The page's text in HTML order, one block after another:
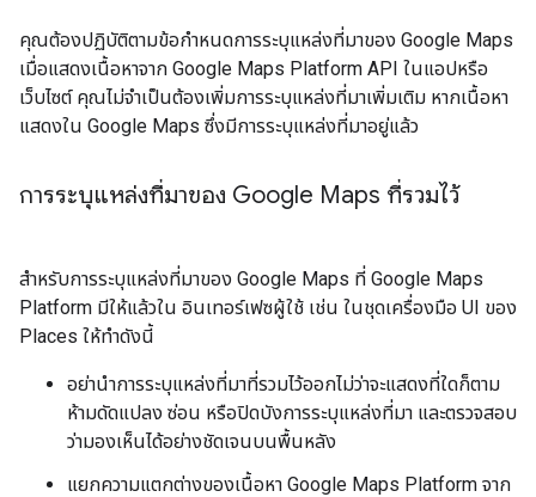
คุณต้องปฏิบัติตามข้อกำหนดการระบุแหล่งที่มาของ Google Maps
เมื่อแสดงเนื้อหาจาก Google Maps Platform API ในแอปหรือ
เว็บไซต์ คุณไม่จำเป็นต้องเพิ่มการระบุแหล่งที่มาเพิ่มเติม หากเนื้อหา
แสดงใน Google Maps ซึ่งมีการระบุแหล่งที่มาอยู่แล้ว
การระบุแหล่งที่มาของ Google Maps ที่รวมไว้
สำหรับการระบุแหล่งที่มาของ Google Maps ที่ Google Maps
Platform มีให้แล้วใน อินเทอร์เฟซผู้ใช้ เช่น ในชุดเครื่องมือ UI ของ
Places ให้ทำดังนี้
อย่านำการระบุแหล่งที่มาที่รวมไว้ออกไม่ว่าจะแสดงที่ใดก็ตาม
ห้ามดัดแปลง ซ่อน หรือปิดบังการระบุแหล่งที่มา และตรวจสอบ
ว่ามองเห็นได้อย่างชัดเจนบนพื้นหลัง
แยกความแตกต่างของเนื้อหา Google Maps Platform จาก